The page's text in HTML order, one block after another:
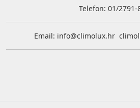
Telefon: 01/2791-
Email: info@climolux.hr